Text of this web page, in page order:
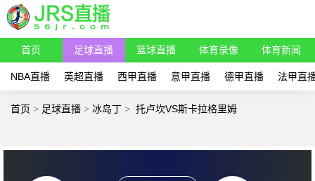
首页 足球直播 篮球直播 体育录像 体育新闻
NBA直播 英超直播 西甲直播 意甲直播 德甲直播 法甲直
首页 > 足球直播 > 冰岛丁 > 托卢坎VS斯卡拉格里姆